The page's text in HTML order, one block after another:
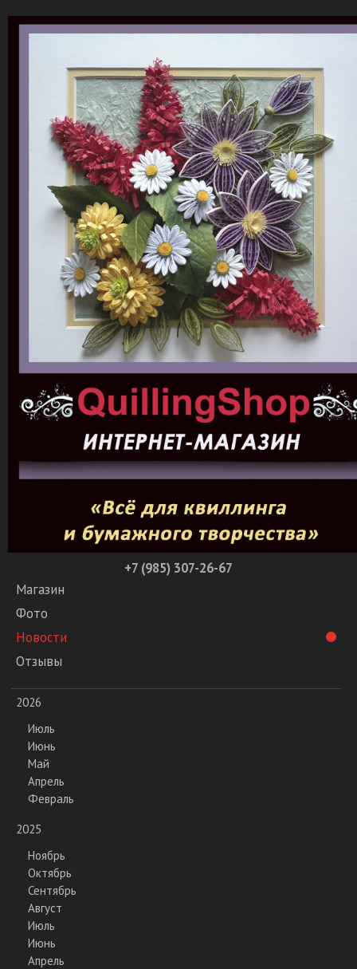
+7 (985) 307-26-67
Магазин
Фото
Новости
Отзывы
2026
Июль
Июнь
Май
Апрель
Февраль
2025
Ноябрь
Октябрь
Сентябрь
Август
Июль
Июнь
Апрель